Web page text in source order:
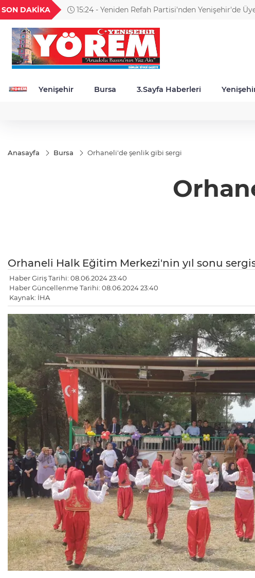
SON DAKİKA
15:24 - Yeniden Refah Partisi'nden Yenişehir'de
18,1987
TND
16,2478
BGN
28,0626
VND
0,0018
Yenişehir Bursa 3.Sayfa Haberleri
Anasayfa Bursa Orhaneli'de şenlik gibi sergi
Orhaneli Halk Eğitim Merkezi'nin yıl sonu
Haber Giriş Tarihi: 08.06.2024 23:40
Haber Güncellenme Tarihi: 08.06.2024 23:40
Kaynak: İHA